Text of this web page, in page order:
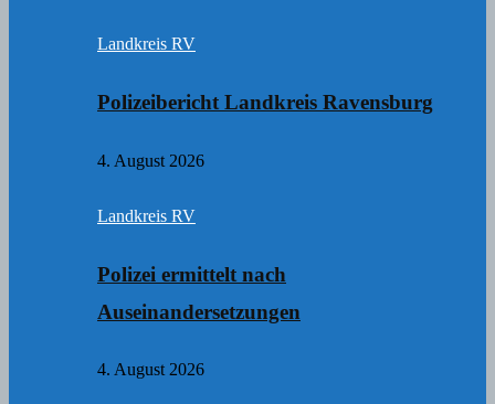
Landkreis RV
Polizeibericht Landkreis Ravensburg
4. August 2026
Landkreis RV
Polizei ermittelt nach
Auseinandersetzungen
4. August 2026